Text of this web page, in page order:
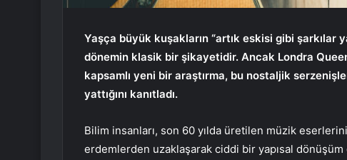
Yaşça büyük kuşakların “artık eskisi gibi şarkılar
dönemin klasik bir şikayetidir. Ancak Londra
kapsamlı yeni bir araştırma, bu nostaljik
yattığını kanıtladı.
Bilim insanları, son 60 yılda üretilen müzik
erdemlerden uzaklaşarak ciddi bir yapısal